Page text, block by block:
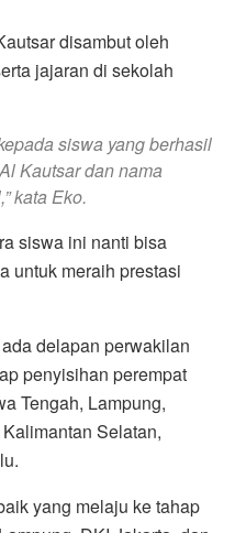
disambut oleh
jajaran di sekolah
siswa yang berhasil
Kautsar dan nama
kata Eko.
siswa ini nanti bisa
untuk meraih prestasi
delapan perwakilan
penyisihan perempat
Tengah, Lampung,
Selatan,
yang melaju ke tahap